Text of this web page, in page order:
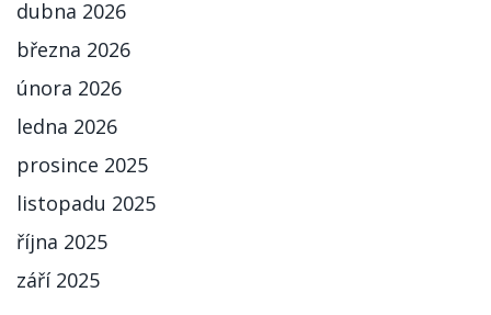
dubna 2026
března 2026
února 2026
ledna 2026
prosince 2025
listopadu 2025
října 2025
září 2025